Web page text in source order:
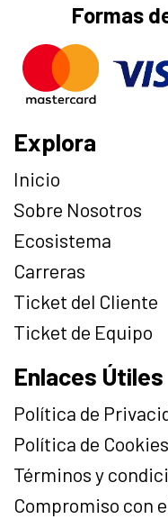
Formas
Explora
Inicio
Sobre Nosotros
Ecosistema
Carreras
Ticket del Cliente
Ticket de Equipo
Enlaces Útiles
Política de
Política de Cookies
Términos y
Compromiso con